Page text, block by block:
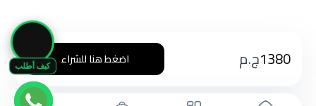
كيف أطلب 1380ج.م اضغط هنا للشراء